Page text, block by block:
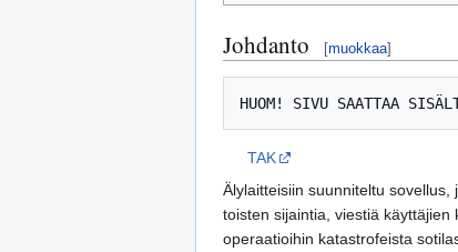
Johdanto [muokkaa]
TAK
Älylaitteisiin suunniteltu
toisten sijaintia, viestiä
operaatioihin katastrofeista